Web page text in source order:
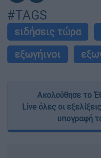
#TAGS
ειδήσεις τώρα
εξωγήινοι
Ακολούθησε το
Live όλες οι
υπογραφή